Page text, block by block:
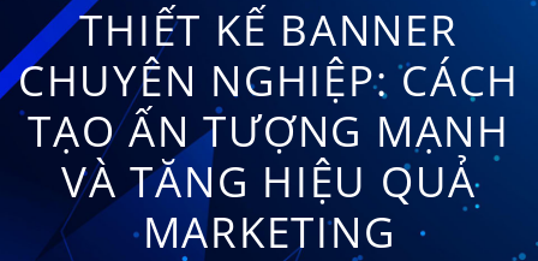
THIẾT KẾ BANNER
CHUYÊN NGHIỆP: CÁCH
TẠO ẤN TƯỢNG MẠNH
VÀ TĂNG HIỆU QUẢ
MARKETING